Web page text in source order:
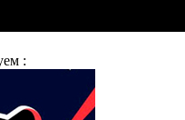
: